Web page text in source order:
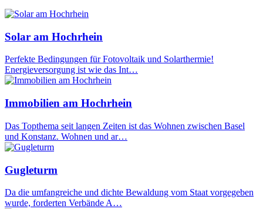
Solar am Hochrhein
Perfekte Bedingungen für Fotovoltaik und Solarthermie!
Energieversorgung ist wie das Int…
Immobilien am Hochrhein
Das Topthema seit langen Zeiten ist das Wohnen zwischen Basel
und Konstanz. Wohnen und ar…
Gugleturm
Da die umfangreiche und dichte Bewaldung vom Staat vorgegeben
wurde, forderten Verbände A…